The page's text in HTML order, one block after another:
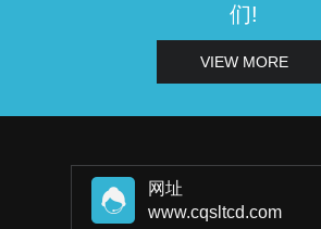
们!
VIEW MORE
网址
www.cqsltcd.com